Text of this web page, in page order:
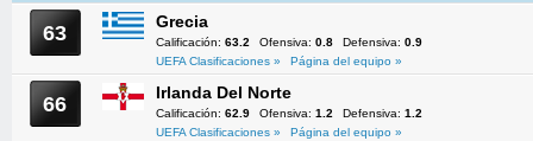
63 Grecia
Calificación: 63.2 Ofensiva: 0.8 Defensiva: 0.9
UEFA Clasificaciones »
Página del equipo »
66 Irlanda Del Norte
Calificación: 62.9 Ofensiva: 1.2 Defensiva: 1.2
UEFA Clasificaciones »
Página del equipo »